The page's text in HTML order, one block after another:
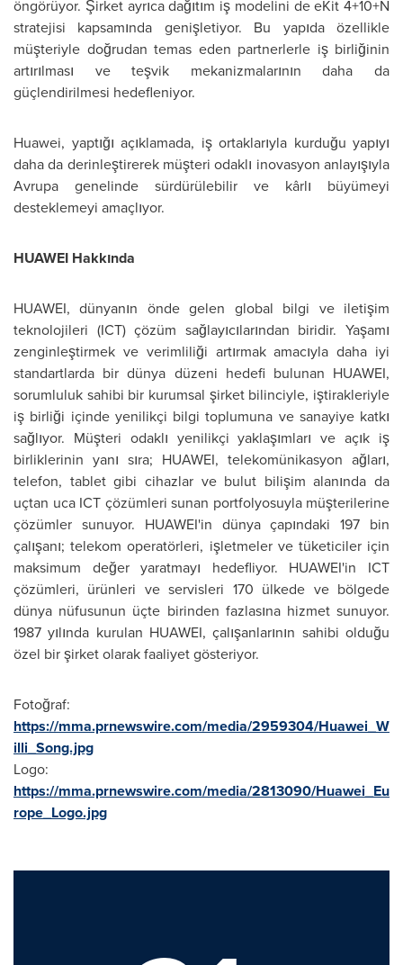
öngörüyor. Şirket ayrıca dağıtım iş modelini de eKit 4+10+N
stratejisi kapsamında genişletiyor. Bu yapıda özellikle
müşteriyle doğrudan temas eden partnerlerle iş birliğinin
artırılması ve teşvik mekanizmalarının daha da
güçlendirilmesi hedefleniyor.
Huawei, yaptığı açıklamada, iş ortaklarıyla kurduğu yapıyı
daha da derinleştirerek müşteri odaklı inovasyon anlayışıyla
Avrupa genelinde sürdürülebilir ve kârlı büyümeyi
desteklemeyi amaçlıyor.
HUAWEI Hakkında
HUAWEI, dünyanın önde gelen global bilgi ve iletişim
teknolojileri (ICT) çözüm sağlayıcılarından biridir. Yaşamı
zenginleştirmek ve verimliliği artırmak amacıyla daha iyi
standartlarda bir dünya düzeni hedefi bulunan HUAWEI,
sorumluluk sahibi bir kurumsal şirket bilinciyle, iştirakleriyle
iş birliği içinde yenilikçi bilgi toplumuna ve sanayiye katkı
sağlıyor. Müşteri odaklı yenilikçi yaklaşımları ve açık iş
birliklerinin yanı sıra; HUAWEI, telekomünikasyon ağları,
telefon, tablet gibi cihazlar ve bulut bilişim alanında da
uçtan uca ICT çözümleri sunan portfolyosuyla müşterilerine
çözümler sunuyor. HUAWEI'in dünya çapındaki 197 bin
çalışanı; telekom operatörleri, işletmeler ve tüketiciler için
maksimum değer yaratmayı hedefliyor. HUAWEI'in ICT
çözümleri, ürünleri ve servisleri 170 ülkede ve bölgede
dünya nüfusunun üçte birinden fazlasına hizmet sunuyor.
1987 yılında kurulan HUAWEI, çalışanlarının sahibi olduğu
özel bir şirket olarak faaliyet gösteriyor.
Fotoğraf:
https://mma.prnewswire.com/media/2959304/Huawei_W
illi_Song.jpg
Logo:
https://mma.prnewswire.com/media/2813090/Huawei_Eu
rope_Logo.jpg